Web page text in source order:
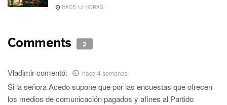
HACE 12 HORAS
Comments 2
Vladimircomentó: hace 4 semanas
Si la señora Acedo supone que por las encuestas que ofrecen
los medios de comunicación pagados y afines al Partido